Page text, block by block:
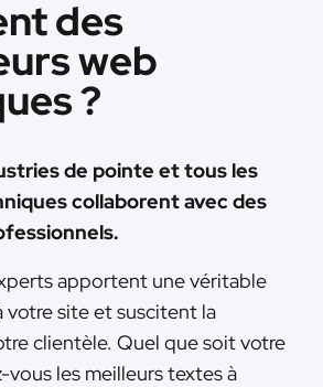
des
web
?
de pointe et tous les
collaborent avec des
apportent une véritable
votre site et suscitent la
clientèle. Quel que soit votre
les meilleurs textes à